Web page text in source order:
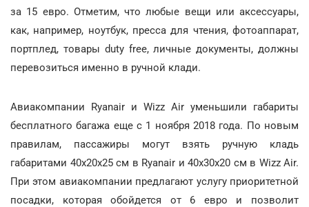
за 15 евро. Отметим, что любые вещи или аксессуары,
как, например, ноутбук, пресса для чтения, фотоаппарат,
портплед, товары duty free, личные документы, должны
перевозиться именно в ручной клади.
Авиакомпании Ryanair и Wizz Air уменьшили габариты
бесплатного багажа еще с 1 ноября 2018 года. По новым
правилам, пассажиры могут взять ручную кладь
габаритами 40х20х25 см в Ryanair и 40х30х20 см в Wizz Air.
При этом авиакомпании предлагают услугу приоритетной
посадки, которая обойдется от 6 евро и позволит